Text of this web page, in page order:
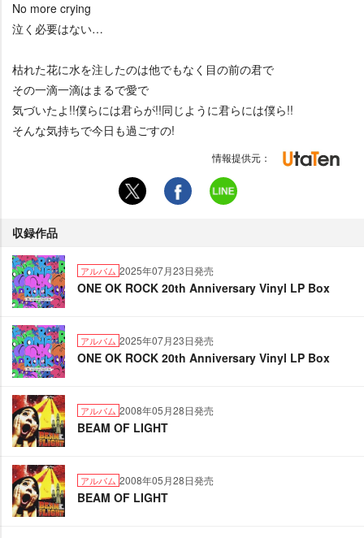
No more crying
泣く必要はない…
枯れた花に水を注したのは他でもなく目の前の君で
その一滴一滴はまるで愛で
気づいたよ!!僕らには君らが!!同じように君らには僕ら!!
そんな気持ちで今日も過ごすの!
情報提供元：
収録作品
アルバム 2025年07月23日発売
ONE OK ROCK 20th Anniversary Vinyl LP Box
アルバム 2025年07月23日発売
ONE OK ROCK 20th Anniversary Vinyl LP Box
アルバム 2008年05月28日発売
BEAM OF LIGHT
アルバム 2008年05月28日発売
BEAM OF LIGHT